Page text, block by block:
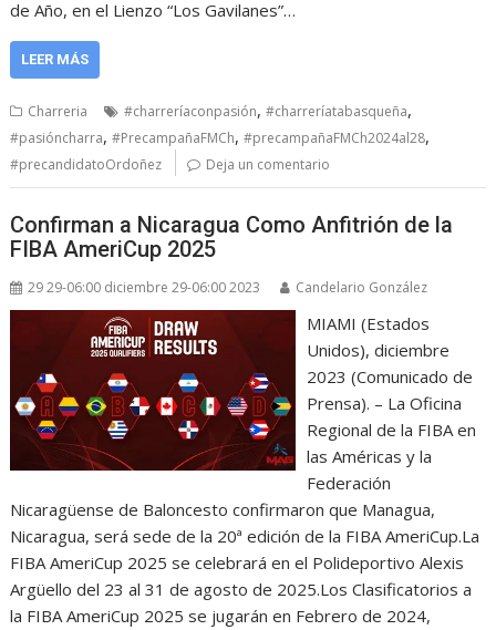
de Año, en el Lienzo “Los Gavilanes”…
LEER MÁS
Charreria #charreríaconpasión,#charreríatabasqueña,
#pasióncharra,#PrecampañaFMCh,#precampañaFMCh2024al28,
#precandidatoOrdoñez Deja un comentario
Confirman a Nicaragua Como Anfitrión de la
FIBA AmeriCup 2025
29 29-06:00 diciembre 29-06:00 2023 Candelario González
MIAMI (Estados
Unidos), diciembre
2023 (Comunicado de
Prensa). – La Oficina
Regional de la FIBA en
las Américas y la
Federación
Nicaragüense de Baloncesto confirmaron que Managua,
Nicaragua, será sede de la 20ª edición de la FIBA AmeriCup.La
FIBA AmeriCup 2025 se celebrará en el Polideportivo Alexis
Argüello del 23 al 31 de agosto de 2025.Los Clasificatorios a
la FIBA AmeriCup 2025 se jugarán en Febrero de 2024,